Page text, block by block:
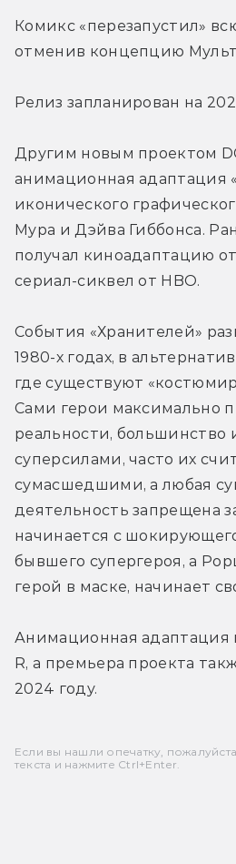
Комикс «перезапустил»
отменив концепцию
Релиз запланирован на
Другим новым проектом
анимационная адаптация
иконического
Мура и Дэйва Гиббонса.
получал киноадаптацию
сериал-сиквел от HBO.
События «Хранителей»
1980-х годах, в
где существуют
Сами герои максимально
реальности, большинство
суперсилами, часто их
сумасшедшими, а любая
деятельность запрещена
начинается с
бывшего супергероя, а
герой в маске, начинает
Анимационная адаптация
R, а премьера проекта
2024 году.
Если вы нашли опечатку,
текста и нажмите Ctrl+Enter.